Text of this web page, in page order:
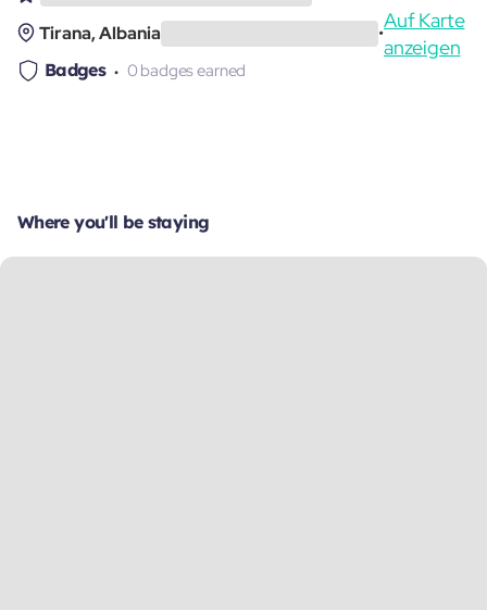
Tirana, Albania •
Auf Karte
anzeigen
Badges 0 badges earned
Where you'll be staying